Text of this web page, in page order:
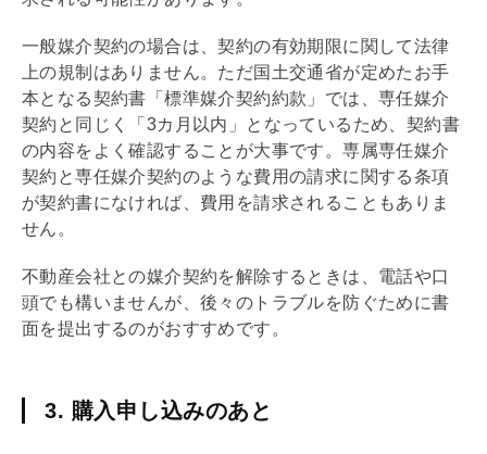
一般媒介契約の場合は、契約の有効期限に関して法律
上の規制はありません。ただ国土交通省が定めたお手
本となる契約書「標準媒介契約約款」では、専任媒介
契約 と同じく「3カ月以内」となっているため、契約書
の内容をよく確認することが大事です。専属専任媒介
契約 と専任媒介契約のような費用の請求に関する条項
が契約書になければ、費用を請求されることもありま
せん。
不動産会社との媒介契約を解除するときは、電話や口
頭でも構いませんが、後々のトラブルを防ぐために書
面を提出するのがおすすめです。
3. 購入申し込みのあと